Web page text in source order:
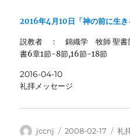
2016年4月10日「神の前に生き
説教者 ： 錦織学 牧師 聖書
書6章1節-8節,16節-18節
2016-04-10
礼拝メッセージ
投
jccnj
投
2008-02-17
カ
礼